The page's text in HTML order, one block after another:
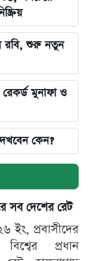
রবি, শুরু নতুন
মুনাফা ও
কেন?
সব দেশের রেট
প্রবাসীদের
প্রধান